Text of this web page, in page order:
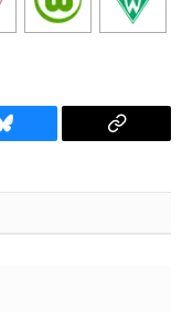
Bluesky
Copy